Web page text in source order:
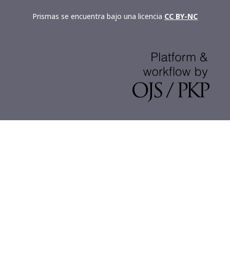
Prismas se encuentra bajo una licencia CC BY-NC